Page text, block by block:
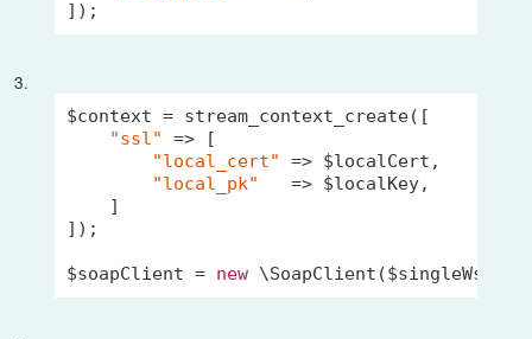
3.
$context = stream_context_create([
"ssl"
=> [
"local_cert"
=> $localCert,
"local_pk"
   => $localKey,
    ]
]);
$soapClient = new \SoapClient($singleWsdl,